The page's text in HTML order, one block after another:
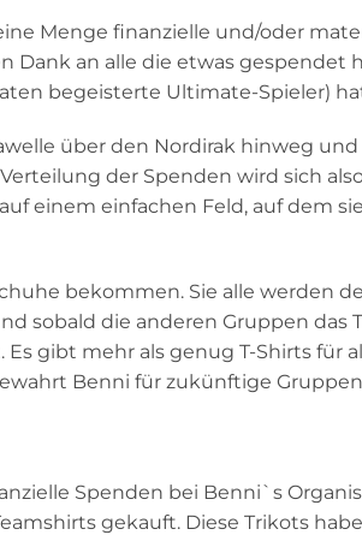
Menge finanzielle und/oder
Dank an alle die etwas
begeisterte Ultimate-Spieler)
über den Nordirak hinweg
der Spenden wird sich
einem einfachen Feld, auf dem
bekommen. Sie alle werden
sobald die anderen Gruppen
gibt mehr als genug T-Shirts für
Benni für zukünftige
Spenden bei Benni`s
gekauft. Diese Trikots